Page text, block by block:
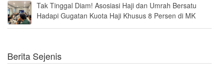
Tak Tinggal Diam! Asosiasi Haji dan Umrah Bersatu
Hadapi Gugatan Kuota Haji Khusus 8 Persen di MK
Berita Sejenis